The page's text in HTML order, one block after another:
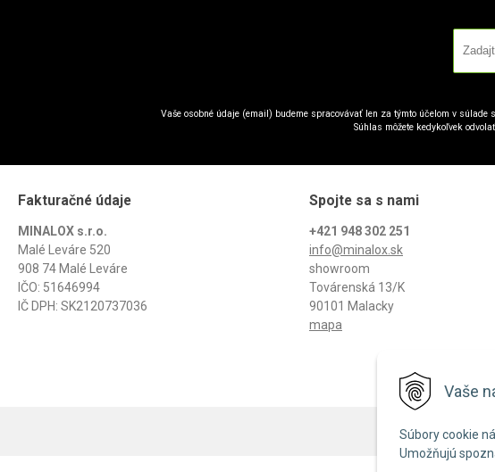
Vaše
Súbory cookie
Umožňujú
Vaše osobné údaje (email) budeme spracovávať len za týmto účelom v
Súhlas môžete kedykoľvek
Fakturačné údaje
MINALOX s.r.o.
Malé Leváre 520
908 74 Malé Leváre
IČO: 51646994
IČ DPH: SK2120737036
Spojte sa s nami
+421 948 302 251
info@minalox.sk
showroom
Továrenská 13/K
90101 Malacky
mapa
© 2026